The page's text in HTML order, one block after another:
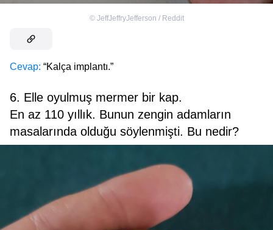
© JeffJeffryJefferson / Reddit
Cevap: “Kalça implantı.”
6. Elle oyulmuş mermer bir kap.
En az 110 yıllık. Bunun zengin adamların
masalarında olduğu söylenmişti. Bu nedir?